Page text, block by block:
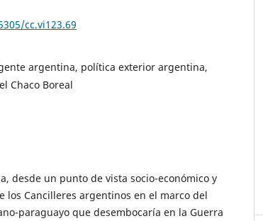
cc.vi123.69
argentina, política exterior argentina,
Chaco Boreal
desde un punto de vista socio-económico y
los Cancilleres argentinos en el marco del
paraguayo que desembocaría en la Guerra